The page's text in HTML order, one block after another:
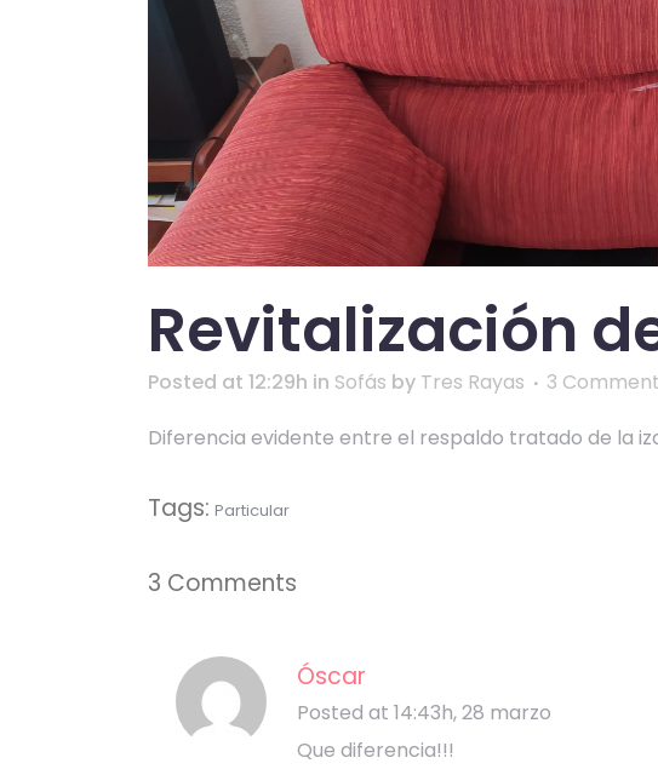
Revitalización
Posted at 12:29h in Sofás by Tres Rayas
3
Diferencia evidente entre el respaldo tratado de la
Tags: Particular
3 Comments
Óscar
Posted at 14:43h, 28 marzo
Que diferencia!!!